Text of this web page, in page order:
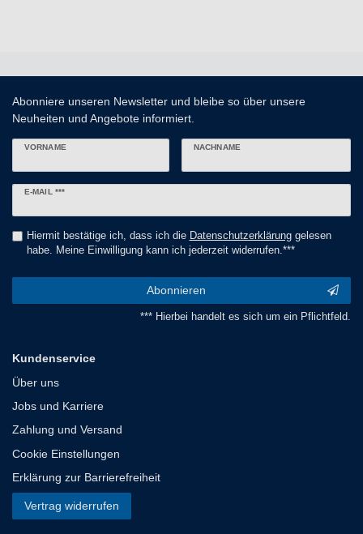
Abonniere unseren Newsletter und bleibe so über unsere
Neuheiten und Angebote informiert.
VORNAME NACHNAME
E-MAIL ***
Newsletter
Hiermit bestätige ich, dass ich die Daten­schutz­erklärunggelesen
habe. Meine Einwilligung kann ich jederzeit widerrufen.***
Abonnieren
*** Hierbei handelt es sich um ein Pflichtfeld.
Kundenservice
Über uns
Jobs und Karriere
Zahlung und Versand
Cookie Einstellungen
Erklärung zur Barrierefreiheit
Vertrag widerrufen